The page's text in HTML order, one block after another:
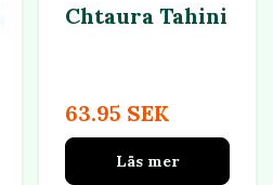
Chtaura Tahini
63.95 SEK
Läs mer